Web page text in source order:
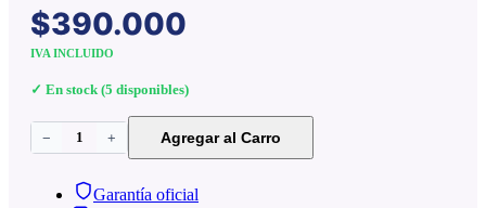
$390.000
IVA INCLUIDO
✓ En stock (5 disponibles)
− 1 + Agregar al Carro
Garantía oficial